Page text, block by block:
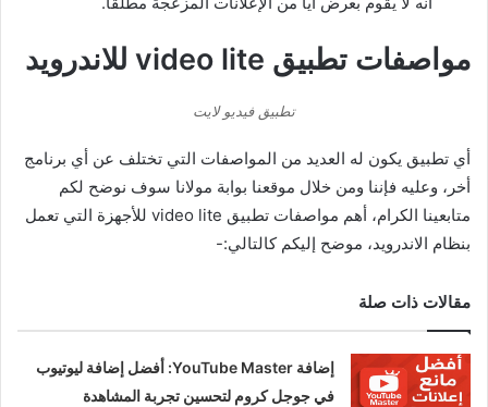
مواصفات تطبيق video lite للاندرويد
تطبيق فيديو لايت
أي تطبيق يكون له العديد من المواصفات التي تختلف عن أي برنامج
أخر، وعليه فإننا ومن خلال موقعنا بوابة مولانا سوف نوضح لكم
متابعينا الكرام، أهم مواصفات تطبيق video lite للأجهزة التي تعمل
بنظام الاندرويد، موضح إليكم كالتالي:-
مقالات ذات صلة
إضافة YouTube Master: أفضل إضافة ليوتيوب
في جوجل كروم لتحسين تجربة المشاهدة